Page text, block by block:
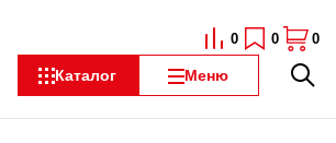
Каталог Меню
0 0 0